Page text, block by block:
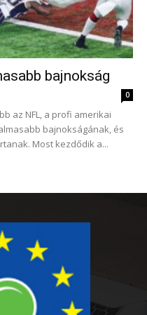
bajnokság
0
az NFL, a profi amerikai
bajnokságának, és
Most kezdődik a...